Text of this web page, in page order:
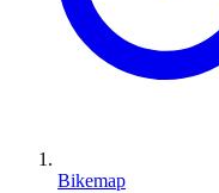
Bikemap